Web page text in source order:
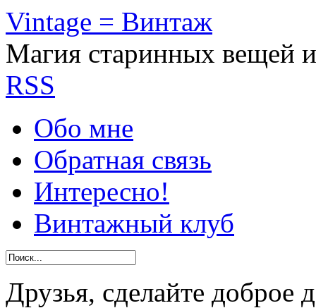
Vintage = Винтаж
Магия старинных вещей
RSS
Обо мне
Обратная связь
Интересно!
Винтажный клуб
Друзья, сделайте